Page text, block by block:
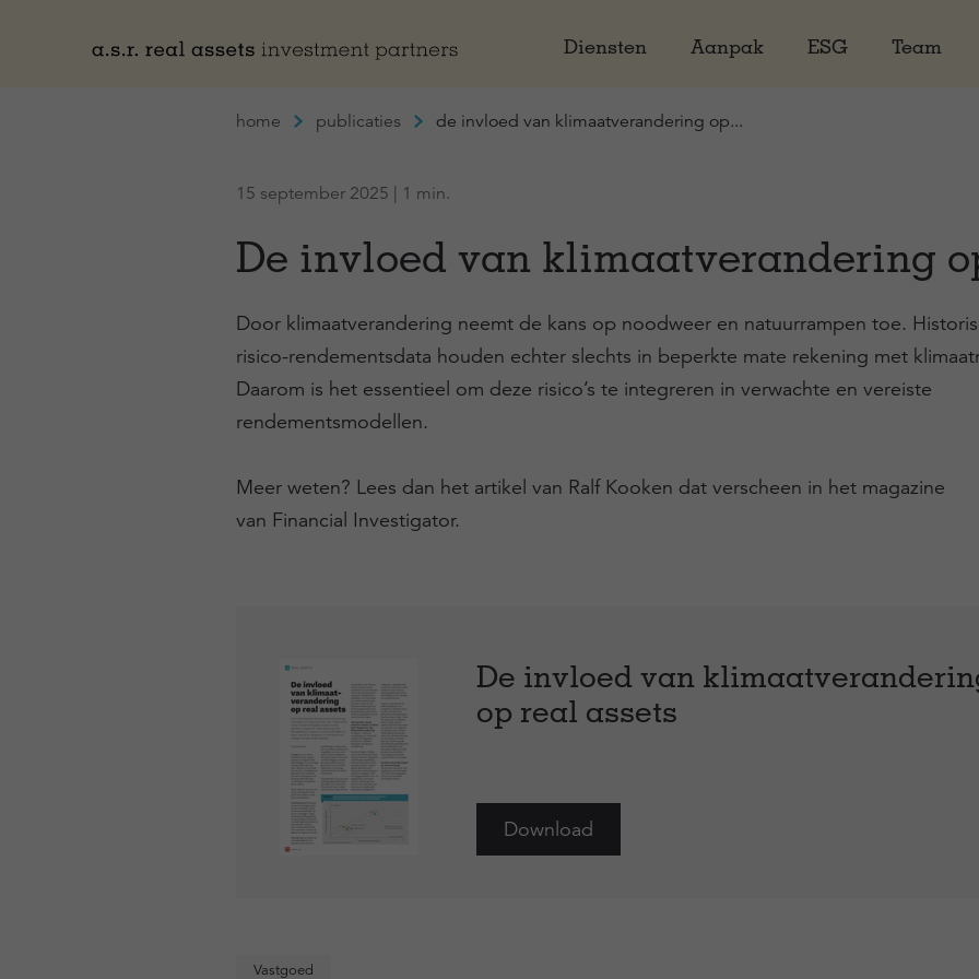
Diensten
Aanpak ESG Team
home publicaties de invloed van klimaatverandering op...
15 september 2025 | 1 min.
De invloed van klimaatverandering
Door klimaatverandering neemt de kans op noodweer en natuurrampen toe.
risico-rendementsdata houden echter slechts in beperkte mate rekening met
Daarom is het essentieel om deze risico’s te integreren in verwachte en vereiste
rendementsmodellen.
Meer weten? Lees dan het artikel van Ralf Kooken dat verscheen in het magazine
van Financial Investigator.
De invloed van
op real assets
Download
Vastgoed